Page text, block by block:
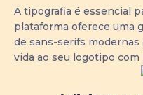
A tipografia é essencial
plataforma oferece uma
de sans-serifs
vida ao seu logotipo com